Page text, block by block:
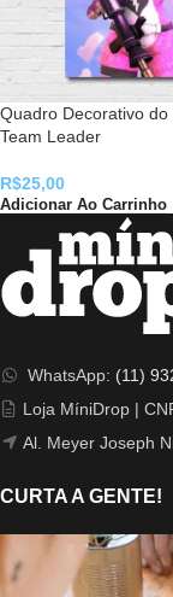
Quadro Decorativo
Team Leader
R$25,00
Adicionar Ao Carrinho
WhatsApp: (11)
Loja MíniDrop |
Al. Meyer Joseph
CURTA A GENTE!